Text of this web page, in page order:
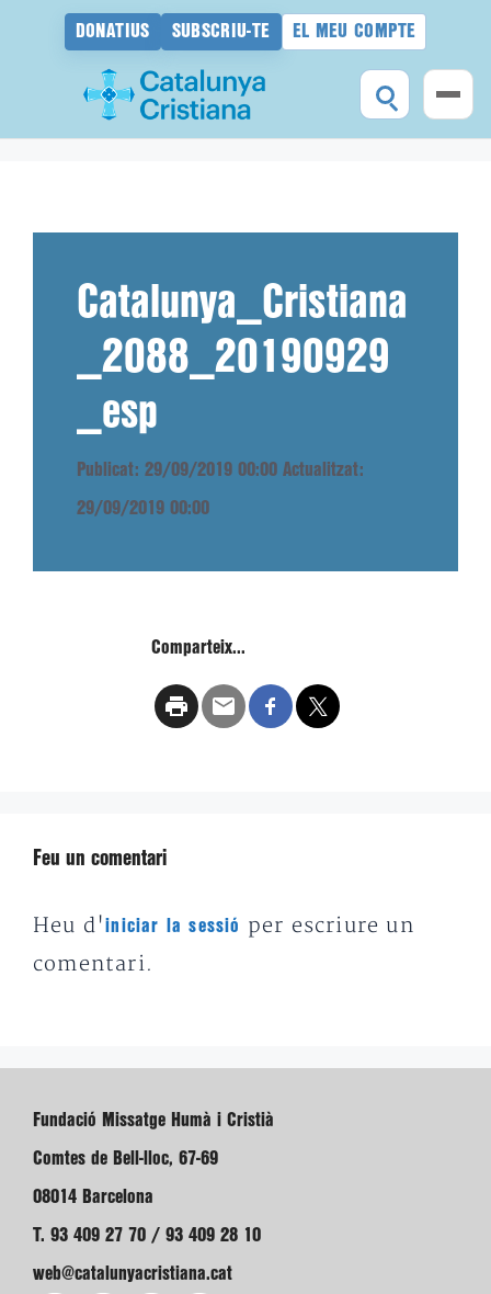
DONATIUS SUBSCRIU-TE EL MEU COMPTE
Catalunya_Cristiana
_2088_20190929
_esp
Publicat: 29/09/2019 00:00 Actualitzat:
29/09/2019 00:00
Comparteix...
Feu un comentari
Heu d'iniciar la sessió
per escriure un
comentari.
Fundació Missatge Humà i Cristià
Comtes de Bell-lloc, 67-69
08014 Barcelona
T. 93 409 27 70 / 93 409 28 10
web@catalunyacristiana.cat